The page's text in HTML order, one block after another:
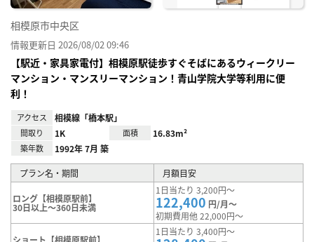
相模原市中央区
情報更新日 2026/08/02 09:46
【駅近・家具家電付】相模原駅徒歩すぐそばにあるウィークリー
マンション・マンスリーマンション！青山学院大学等利用に便
利！
アクセス 相模線「橋本駅」
間取り 1K 面積 16.83m²
築年数 1992年 7月 築
プラン名・期間 月額目安
ロング【相模原駅前】
30日以上～360日未満
1日当たり 3,200円～
122,400 円/月～
初期費用他 22,000円～
1日当たり 3,400円～